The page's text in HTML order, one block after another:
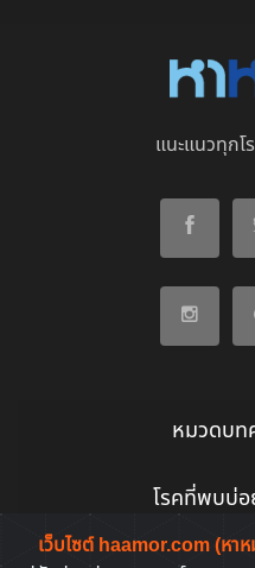
เว็บไซต์ haamor.com (ห
แนะแนวทุก
หมวดบท
โรคที่พบบ่